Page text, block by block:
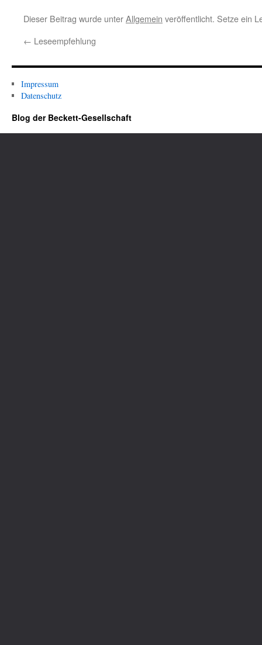
Dieser Beitrag wurde unterAllgemein veröffentlicht. Setze ein
← Leseempfehlung
Impressum
Datenschutz
Blog der Beckett-Gesellschaft